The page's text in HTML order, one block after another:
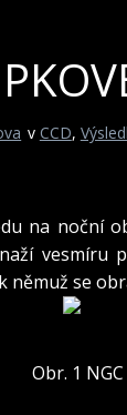
v CCD,
na noční
vesmíru
němuž se
Obr. 1